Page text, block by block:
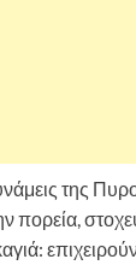
της
πορεία,